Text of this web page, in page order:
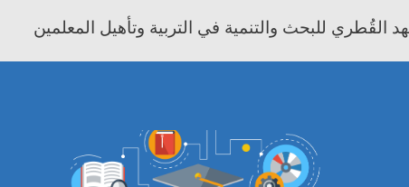
القُطري للبحث والتنمية في التربية وتأهيل المعلمين